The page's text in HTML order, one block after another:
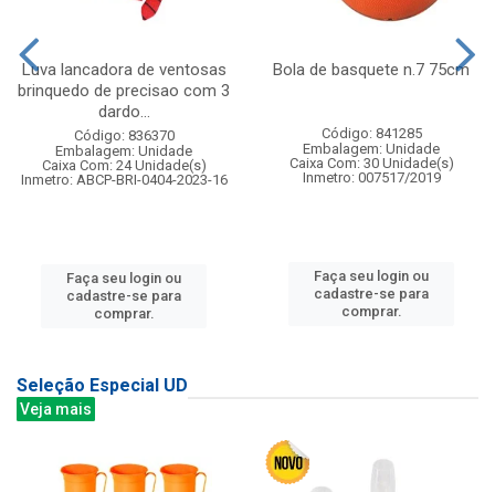
Luva lancadora de ventosas
brinquedo de precisao com 3
dardo...
Código: 836370
Embalagem: Unidade
Caixa Com: 24 Unidade(s)
Inmetro: ABCP-BRI-0404-2023-16
Faça seu login ou
cadastre-se para
comprar.
Bola de basquete n.7 75cm
Código: 841285
Embalagem: Unidade
Caixa Com: 30 Unidade(s)
Inmetro: 007517/2019
Faça seu login ou
cadastre-se para
comprar.
Seleção Especial UD
Veja mais